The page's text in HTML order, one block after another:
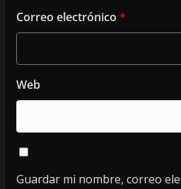
Correo electrónico *
Web
Guardar mi nombre, correo